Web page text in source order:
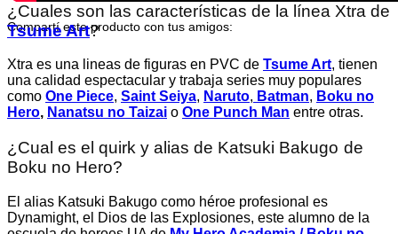
Compartí este producto con tus amigos:
¿Cuales son las características de la línea Xtra de
Tsume Art?
Xtra es una lineas de figuras en PVC de Tsume Art, tienen
una calidad espectacular y trabaja series muy populares
como One Piece, Saint Seiya, Naruto, Batman, Boku no
Hero, Nanatsu no Taizai o One Punch Man entre otras.
¿Cual es el quirk y alias de Katsuki Bakugo de
Boku no Hero?
El alias Katsuki Bakugo como héroe profesional es
Dynamight, el Dios de las Explosiones, este alumno de la